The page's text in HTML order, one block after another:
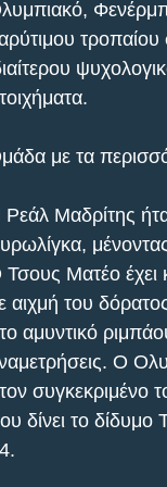
τροπαίου
με τα
Ρεάλ Μαδρίτης
Ματέο έχει
αιχμή του
αμυντικό
Ο
συγκεκριμένο
δίνει το